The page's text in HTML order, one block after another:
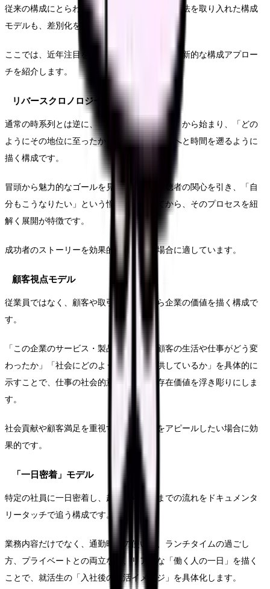
従来の構成にとらわれず、独自の視点や表現方法を取り入れた構成
モデルも、差別化を図るうえで効果的です。
ここでは、近年注目を集めているいくつかの革新的な構成アプロー
チを紹介します。
リバースクロノロジーモデル
通常の時系列とは逆に、「現在の活躍する姿」から始まり、「どの
ようにその地位に至ったか」「入社時の姿」へと時間を遡るように
描く構成です。
冒頭から魅力的なゴールを見せることで視聴者の関心を引き、「自
分もこうなりたい」という憧れを喚起してから、そのプロセスを紐
解く展開が特徴です。
成功者のストーリーを効果的に伝えたい場合に適しています。
顧客視点モデル
従業員ではなく、顧客や取引先の視点から企業の価値を描く構成で
す。
「この企業のサービス・製品によって、顧客の生活や仕事がどう変
わったか」「社会にどのような価値を提供しているか」を具体的に
示すことで、仕事の社会的意義や企業の存在価値を浮き彫りにしま
す。
社会貢献や顧客満足を重視する企業文化をアピールしたい場合に効
果的です。
「一日密着」モデル
特定の社員に一日密着し、起床から就寝までの流れをドキュメンタ
リータッチで追う構成です。
業務内容だけでなく、通勤時間の使い方、ランチタイムの過ごし
方、プライベートとの両立など、リアルな「働く人の一日」を描く
ことで、就活生の「入社後の生活イメージ」を具体化します。